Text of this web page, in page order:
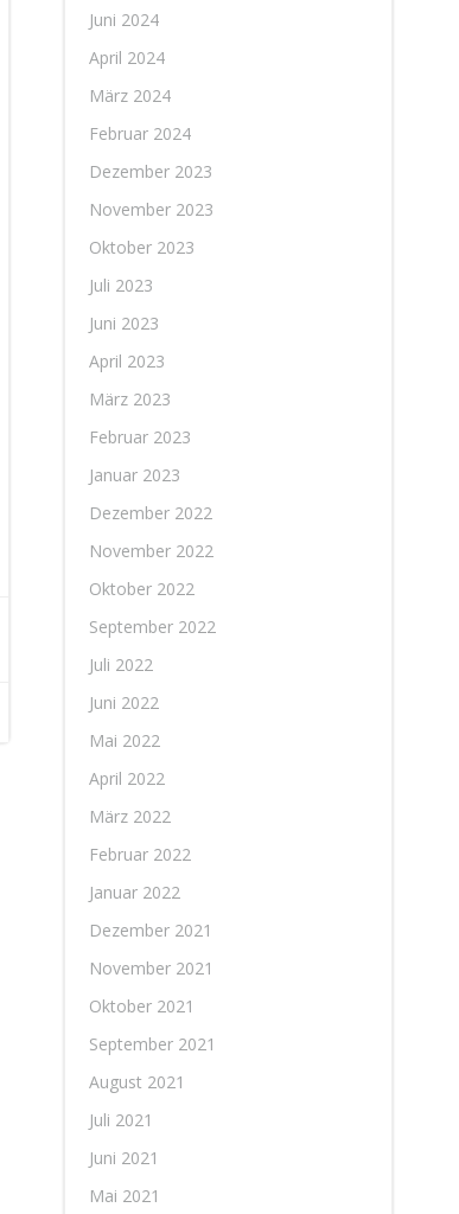
Juni 2024
April 2024
März 2024
Februar 2024
Dezember 2023
November 2023
Oktober 2023
Juli 2023
Juni 2023
April 2023
März 2023
Februar 2023
Januar 2023
Dezember 2022
November 2022
Oktober 2022
September 2022
Juli 2022
Juni 2022
Mai 2022
April 2022
März 2022
Februar 2022
Januar 2022
Dezember 2021
November 2021
Oktober 2021
September 2021
August 2021
Juli 2021
Juni 2021
Mai 2021